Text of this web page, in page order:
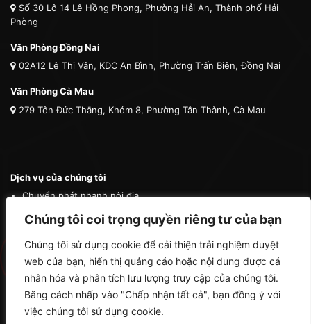
Chúng tôi coi trọng quyền riêng tư của bạn
Chúng tôi sử dụng cookie để cải thiện trải nghiệm duyệt
web của bạn, hiển thị quảng cáo hoặc nội dung được cá
nhân hóa và phân tích lưu lượng truy cập của chúng tôi.
Bằng cách nhấp vào "Chấp nhận tất cả", bạn đồng ý với
việc chúng tôi sử dụng cookie.
Số 30 Lô 14 Lê Hồng Phong, Phường Hải An, Thành phố Hải
Phòng
Văn Phòng Đồng Nai
02A12 Lê Thị Vân, KDC An Bình, Phường Trấn Biên, Đồng Nai
Văn Phòng Cà Mau
279 Tôn Đức Thắng, Khóm 8, Phường Tân Thành, Cà Mau
Dịch vụ của chúng tôi
Chuyển phát nhanh nội địa
Chuyển phát nhanh quốc tế
Vận chuyển thú cưng
Mua hộ hàng nước ngoài